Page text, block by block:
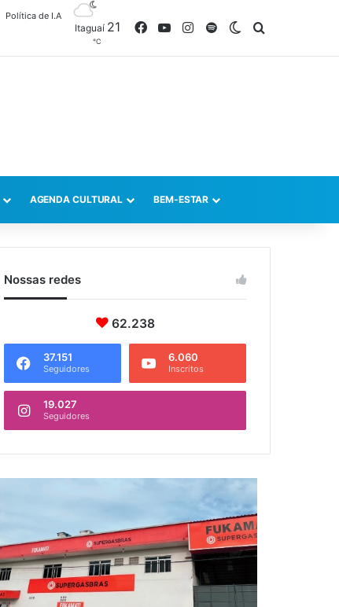
Política de I.A
Itaguaí 21
℃
FacebookYouTubeInstagram
SpotifySwitch skin
AGENDA CULTURAL BEM-ESTAR
Nossas redes
62.238
37.151
Seguidores
6.060
Inscritos
19.027
Seguidores